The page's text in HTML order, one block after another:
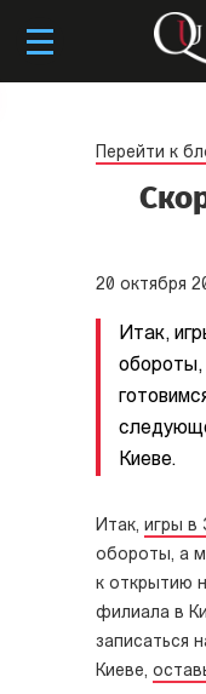
Перейти к
20 октября
Итак,
Киеве.
Итак, игры в
обороты, а
к открытию
филиала в
записаться
Киеве,